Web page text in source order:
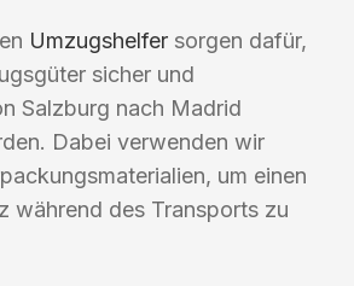
Umzugshelfer sorgen dafür,
sicher und
Salzburg nach Madrid
Dabei verwenden wir
um einen
während des Transports zu